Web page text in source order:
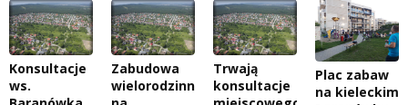
Konsultacje
ws.
Zabudowa
wielorodzinna
Trwają
konsultacje
Plac zabaw
na kieleckim